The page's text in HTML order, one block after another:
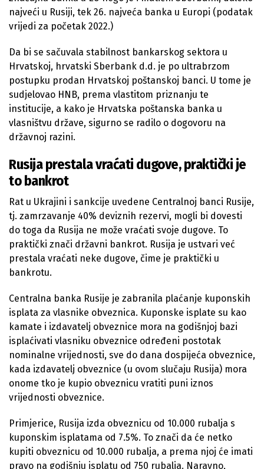
najveći u Rusiji, tek 26. najveća banka u Europi (podatak
vrijedi za početak 2022.)
Da bi se sačuvala stabilnost bankarskog sektora u
Hrvatskoj, hrvatski Sberbank d.d. je po ultrabrzom
postupku prodan Hrvatskoj poštanskoj banci. U tome je
sudjelovao HNB, prema vlastitom priznanju te
institucije, a kako je Hrvatska poštanska banka u
vlasništvu države, sigurno se radilo o dogovoru na
državnoj razini.
Rusija prestala vraćati dugove, praktički je
to bankrot
Rat u Ukrajini i sankcije uvedene Centralnoj banci Rusije,
tj. zamrzavanje 40% deviznih rezervi, mogli bi dovesti
do toga da Rusija ne može vraćati svoje dugove. To
praktički znači državni bankrot. Rusija je ustvari već
prestala vraćati neke dugove, čime je praktički u
bankrotu.
Centralna banka Rusije je zabranila plaćanje kuponskih
isplata za vlasnike obveznica. Kuponske isplate su kao
kamate i izdavatelj obveznice mora na godišnjoj bazi
isplaćivati vlasniku obveznice određeni postotak
nominalne vrijednosti, sve do dana dospijeća obveznice,
kada izdavatelj obveznice (u ovom slučaju Rusija) mora
onome tko je kupio obveznicu vratiti puni iznos
vrijednosti obveznice.
Primjerice, Rusija izda obveznicu od 10.000 rubalja s
kuponskim isplatama od 7.5%. To znači da će netko
kupiti obveznicu od 10.000 rubalja, a prema njoj će imati
pravo na godišnju isplatu od 750 rubalja. Naravno,